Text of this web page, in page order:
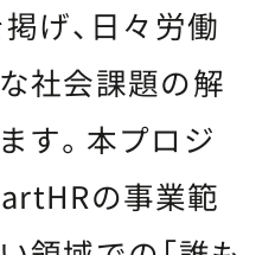
げ、日々労働
社会課題の解
す。本プロジ
の事業範